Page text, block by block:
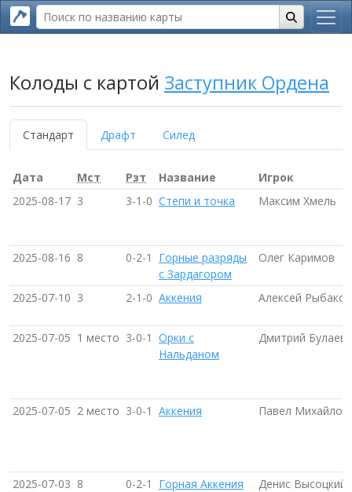
Колоды с картой Заступник Ордена
Стандарт Драфт Силед
Дата Мст Рзт Название
Игрок
2025-08-17 3 3-1-0 Степи и точка Максим Хмель
2025-08-16 8 0-2-1
Горные разряды
с Зардагором
Олег Каримов
2025-07-10 3 2-1-0 Аккения Алексей Рыбаков
2025-07-05 1 место 3-0-1 Орки с
Нальданом
Дмитрий Булаев
2025-07-05 2 место 3-0-1 Аккения Павел Михайлов
2025-07-03 8 0-2-1 Горная Аккения Денис Высоцкий